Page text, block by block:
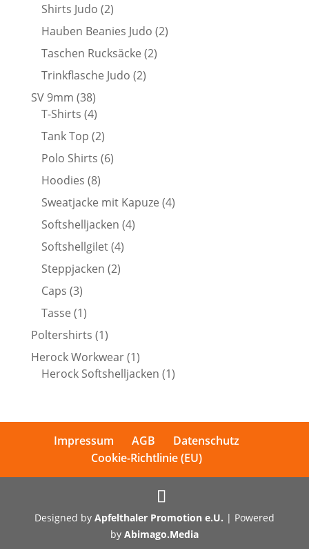
Shirts Judo 22
Produkte
Hauben Beanies Judo 22
Taschen Rucksäcke 22
Trinkflasche Judo 22
SV 9mm 3838
Produkte
T-Shirts 44
Produkte
Tank Top 22
Produkte
Polo Shirts 66
Hoodies 88
Produkte
Sweatjacke mit Kapuze 44
Softshelljacken 44
Softshellgilet 44
Steppjacken 22
Caps 33
Produkte
Tasse 11
Produkt
Poltershirts 11
Produkt
Herock Workwear 11
Produkt
Herock Softshelljacken 11
Impressum AGB
Datenschutz
Cookie-Richtlinie (EU)
Designed by Apfelthaler Promotion e.U. | Powered
by Abimago.Media